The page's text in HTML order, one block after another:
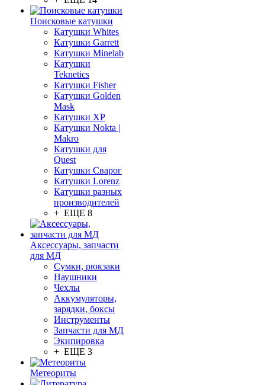
Поисковые катушки
Катушки Whites
Катушки Garrett
Катушки Minelab
Катушки
Teknetics
Катушки Fisher
Катушки Golden
Mask
Катушки XP
Катушки Nokta |
Makro
Катушки для
Quest
Катушки Сварог
Катушки Lorenz
Катушки разных
производителей
+ ЕЩЕ 8
Аксессуары, запчасти
для МД
Сумки, рюкзаки
Наушники
Чехлы
Аккумуляторы,
зарядки, боксы
Инструменты
Запчасти для МД
Экипировка
+ ЕЩЕ 3
Метеориты